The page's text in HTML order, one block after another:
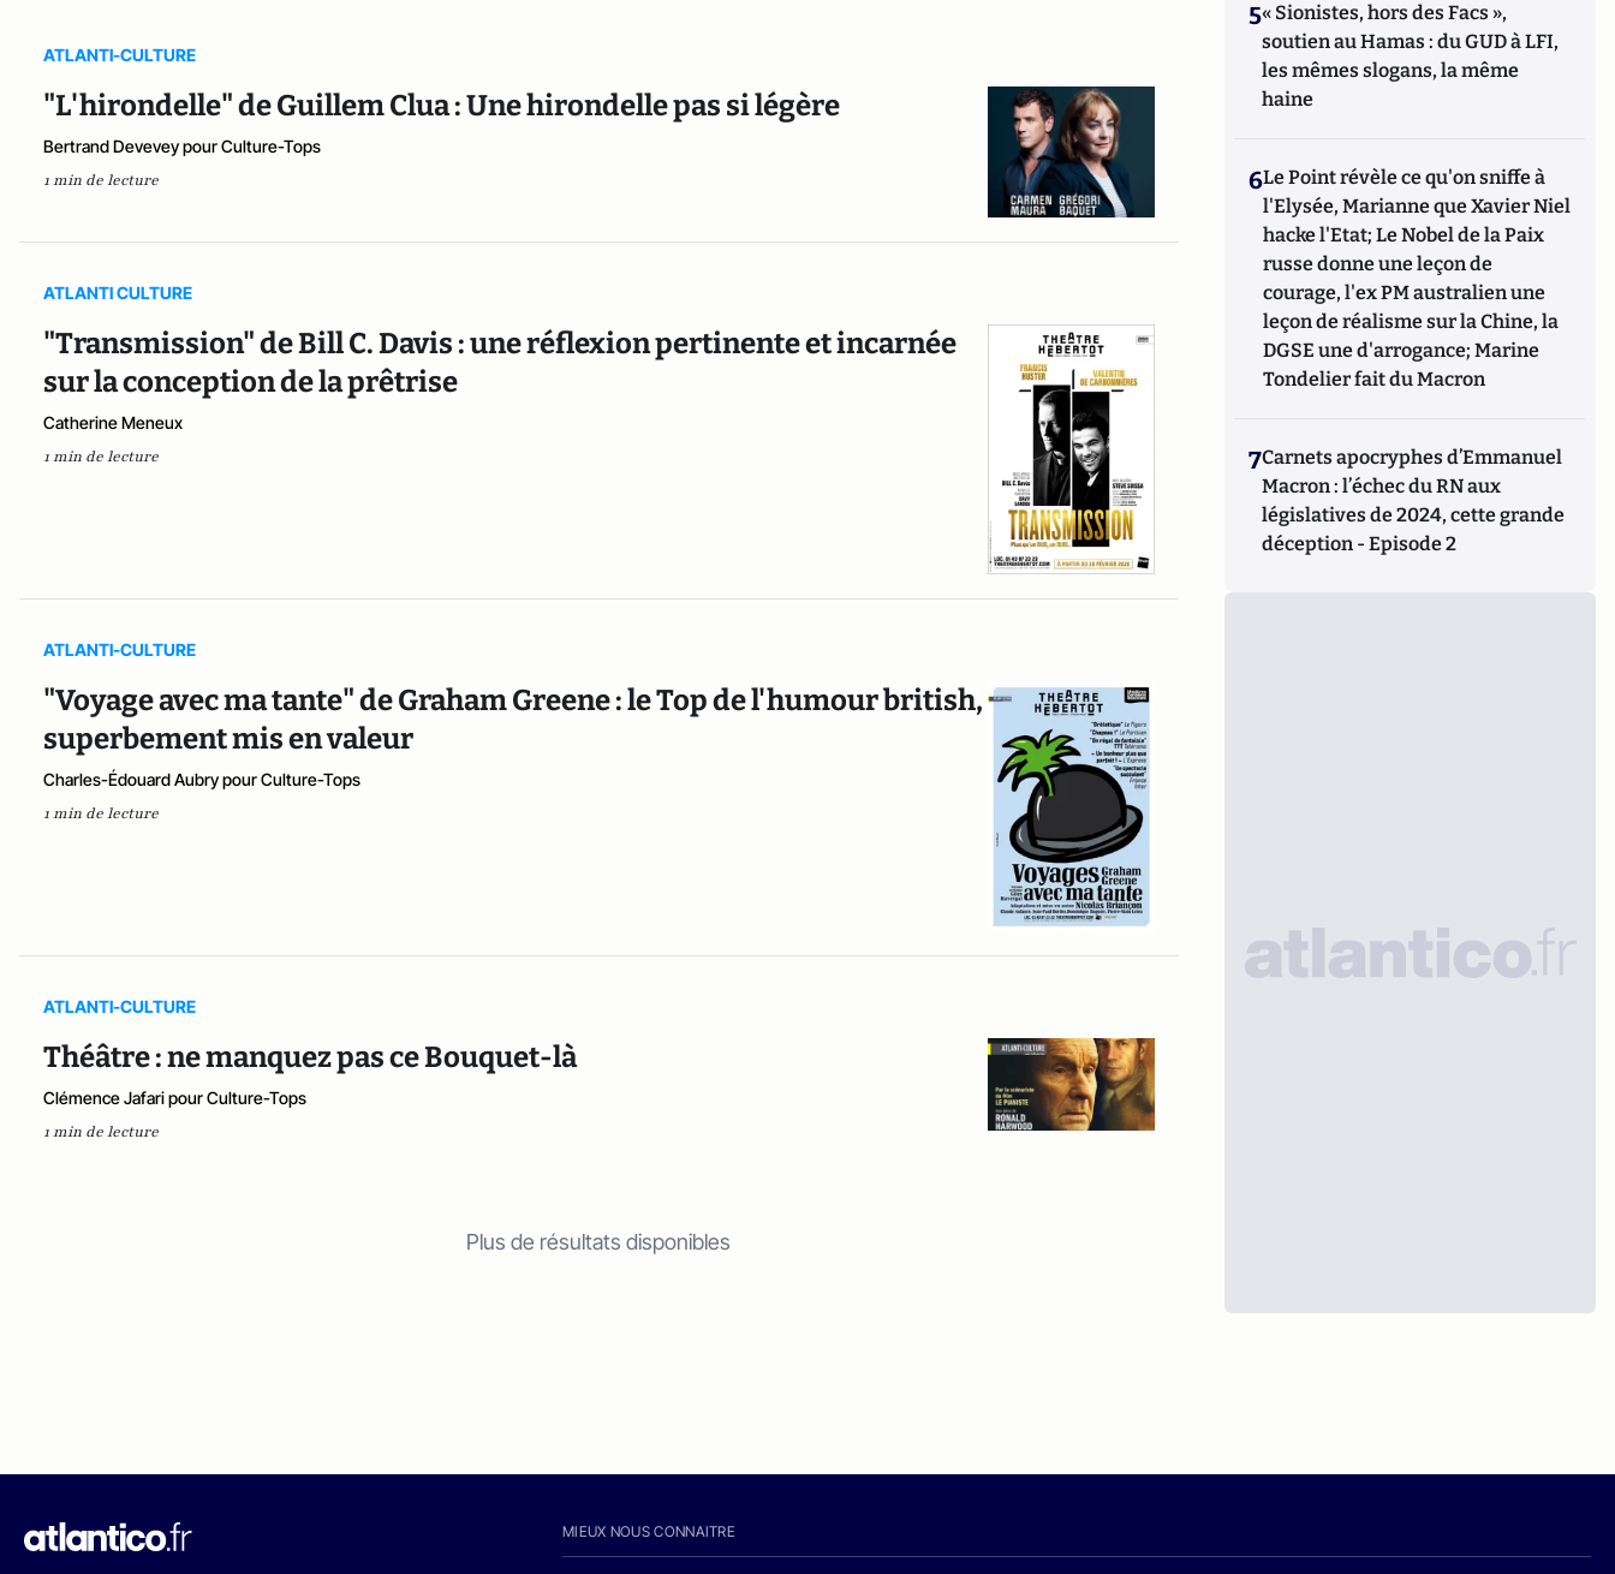
ATLANTI-CULTURE
"L'hirondelle" de Guillem Clua : Une hirondelle pas si légère
Bertrand Devevey pour Culture-Tops
1 min de lecture
ATLANTI CULTURE
"Transmission" de Bill C. Davis : une réflexion pertinente et incarnée
sur la conception de la prêtrise
Catherine Meneux
1 min de lecture
ATLANTI-CULTURE
"Voyage avec ma tante" de Graham Greene : le Top de l'humour british,
superbement mis en valeur
Charles-Édouard Aubry pour Culture-Tops
1 min de lecture
ATLANTI-CULTURE
Théâtre : ne manquez pas ce Bouquet-là
Clémence Jafari pour Culture-Tops
1 min de lecture
Plus de résultats disponibles
5« Sionistes, hors des Facs »,
soutien au Hamas : du GUD à LFI,
les mêmes slogans, la même
haine
6Le Point révèle ce qu'on sniffe à
l'Elysée, Marianne que Xavier Niel
hacke l'Etat; Le Nobel de la Paix
russe donne une leçon de
courage, l'ex PM australien une
leçon de réalisme sur la Chine, la
DGSE une d'arrogance; Marine
Tondelier fait du Macron
7Carnets apocryphes d’Emmanuel
Macron : l’échec du RN aux
législatives de 2024, cette grande
déception - Episode 2
MIEUX NOUS CONNAITRE